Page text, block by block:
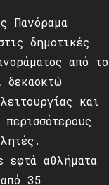
Πανόραμα
δημοτικές
από το
και
εφτά αθλήματα
35